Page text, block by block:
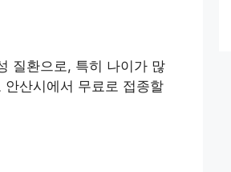
질환으로, 특히 나이가 많
산시에서 무료로 접종할